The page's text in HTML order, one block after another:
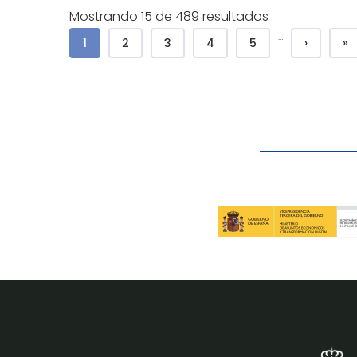
Mostrando 15 de 489 resultados
Paginación
Página actual
1 Page
2 Page
3 Page
4 Page
5 … › »